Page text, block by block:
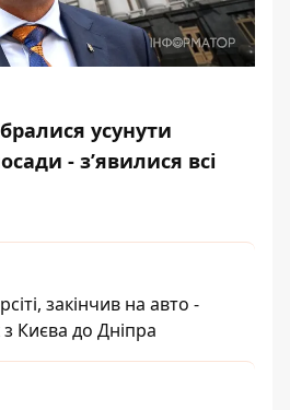
усунути
- зʼявилися всі
закінчив на авто -
Києва до Дніпра